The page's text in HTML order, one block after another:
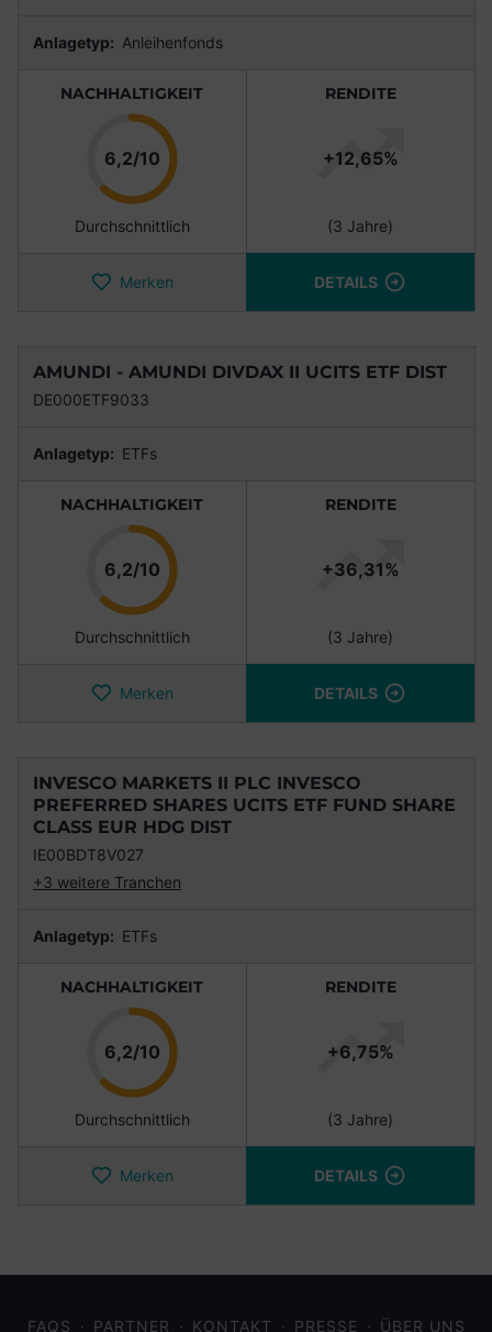
Anlagetyp: Anleihenfonds
NACHHALTIGKEIT
6,2/10Punkte
Durchschnittlich
RENDITE
+12,65%
(3 Jahre)
Merken DETAILS
AMUNDI - AMUNDI DIVDAX II UCITS ETF DIST
DE000ETF9033
Anlagetyp: ETFs
NACHHALTIGKEIT
6,2/10Punkte
Durchschnittlich
RENDITE
+36,31%
(3 Jahre)
Merken DETAILS
INVESCO MARKETS II PLC INVESCO
PREFERRED SHARES UCITS ETF FUND SHARE
CLASS EUR HDG DIST
IE00BDT8V027
+3 weitere Tranchen
Anlagetyp: ETFs
NACHHALTIGKEIT
6,2/10Punkte
Durchschnittlich
RENDITE
+6,75%
(3 Jahre)
Merken DETAILS
FAQS PARTNER KONTAKT PRESSE ÜBER UNS